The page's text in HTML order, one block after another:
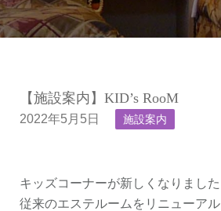
【施設案内】KID’s RooM
2022年5月5日 施設案内
キッズコーナーが新しくなりました
従来のエステルームをリニューアル